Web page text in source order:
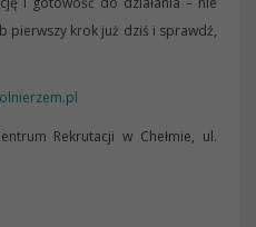
pierwszy krok już dziś i sprawdź,
Rekrutacji w Chełmie, ul.